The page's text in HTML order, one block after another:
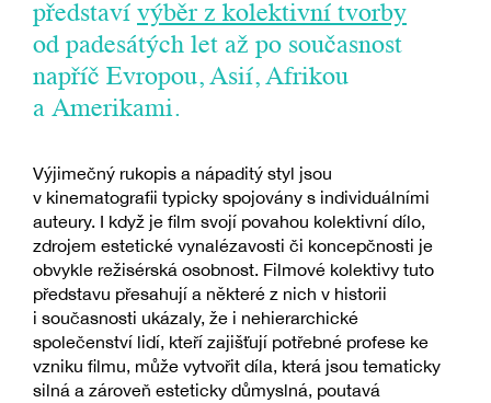
představí výběr z kolektivní tvorby
od padesátých let až po současnost
napříč Evropou, Asií, Afrikou
a Amerikami.
Výjimečný rukopis a nápaditý styl jsou
v kinematografii typicky spojovány s individuálními
auteury. I když je film svojí povahou kolektivní dílo,
zdrojem estetické vynalézavosti či koncepčnosti je
obvykle režisérská osobnost. Filmové kolektivy tuto
představu přesahují a některé z nich v historii
i současnosti ukázaly, že i nehierarchické
společenství lidí, kteří zajišťují potřebné profese ke
vzniku filmu, může vytvořit díla, která jsou tematicky
silná a zároveň esteticky důmyslná, poutavá